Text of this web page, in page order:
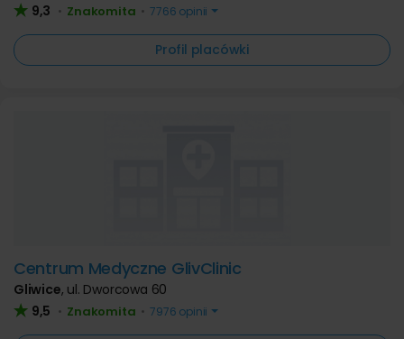
9,3 • Znakomita • 7766 opinii
Profil placówki
Centrum Medyczne GlivClinic
Gliwice, ul. Dworcowa 60
9,5 • Znakomita • 7976 opinii